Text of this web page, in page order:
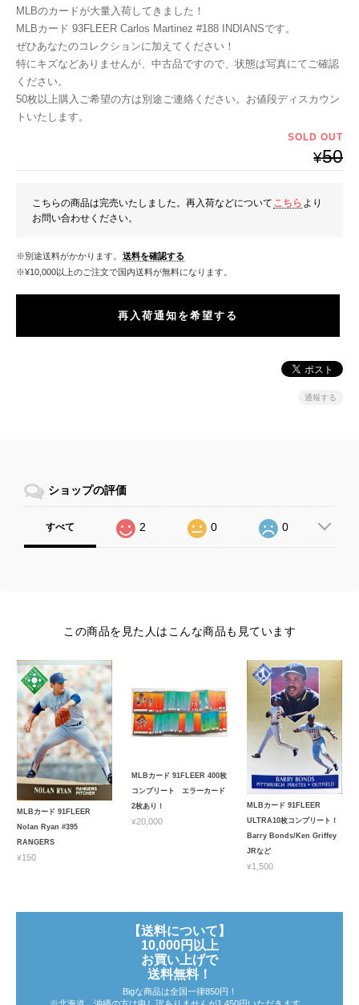
MLBのカードが大量入荷してきました！
MLBカード 93FLEER Carlos Martinez #188 INDIANSです。
ぜひあなたのコレクションに加えてください！
特にキズなどありませんが、中古品ですので、状態は写真にてご確認
ください。
50枚以上購入ご希望の方は別途ご連絡ください。お値段ディスカウン
トいたします。
SOLD OUT
¥50
こちらの商品は完売いたしました。再入荷などについて こちら より
お問い合わせください。
※別途送料がかかります。 送料を確認する
※¥10,000以上のご注文で国内送料が無料になります。
再入荷通知を希望する
通報する
ショップの評価
すべて 2 0 0
この商品を見た人はこんな商品も見ています
MLBカード 91FLEER
Nolan Ryan #395
RANGERS
¥150
MLBカード 91FLEER 400枚
コンプリート エラーカード
2枚あり！
¥20,000
MLBカード 91FLEER
ULTRA10枚コンプリート！
Barry Bonds/Ken Griffey
JRなど
¥1,500
【送料について】
10,000円以上
お買い上げで
送料無料！
Bigな商品は全国一律850円！